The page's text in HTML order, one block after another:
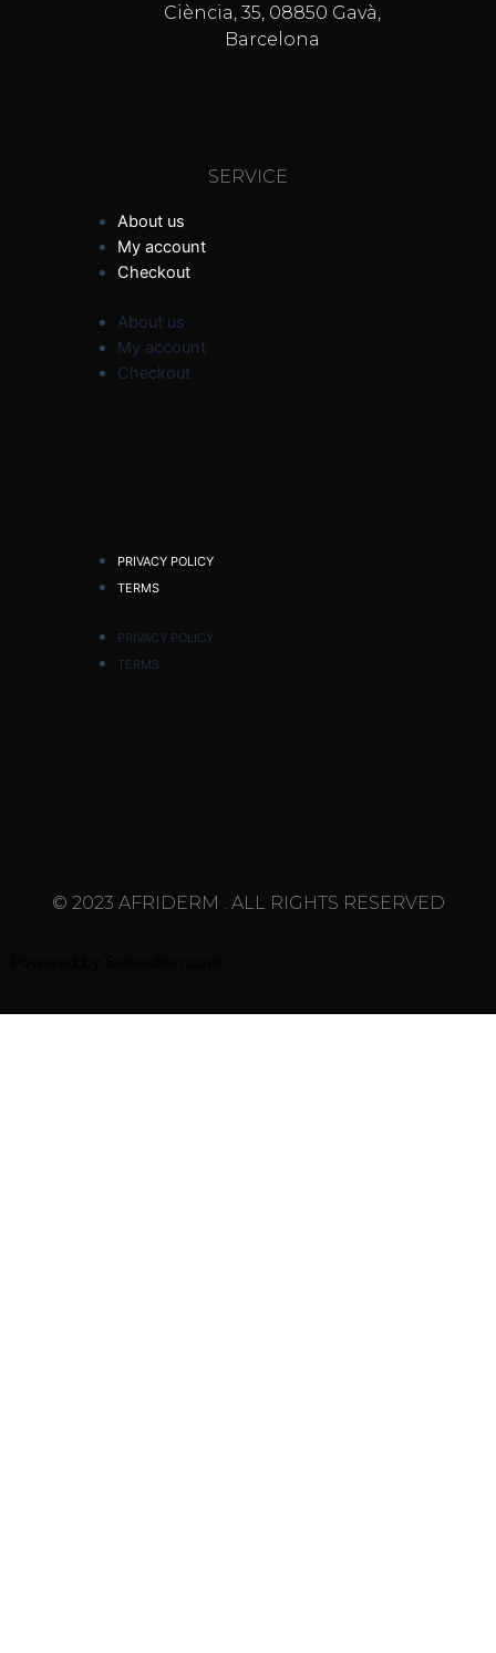
Ciència, 35, 08850 Gavà,
Barcelona
SERVICE
About us
My account
Checkout
About us
My account
Checkout
PRIVACY POLICY
TERMS
PRIVACY POLICY
TERMS
© 2023 AFRIDERM . ALL RIGHTS RESERVED